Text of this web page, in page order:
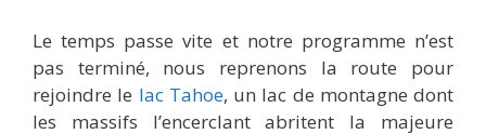
Le temps passe vite et notre programme n’est
pas terminé, nous reprenons la route pour
rejoindre le lac Tahoe, un lac de montagne dont
les massifs l’encerclant abritent la majeure